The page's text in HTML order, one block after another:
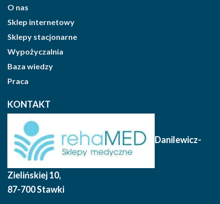
O nas
Sklep internetowy
Sklepy stacjonarne
Wypożyczalnia
Baza wiedzy
Praca
KONTAKT
Danilewicz-
Zielińskiej 10,
87-700 Stawki